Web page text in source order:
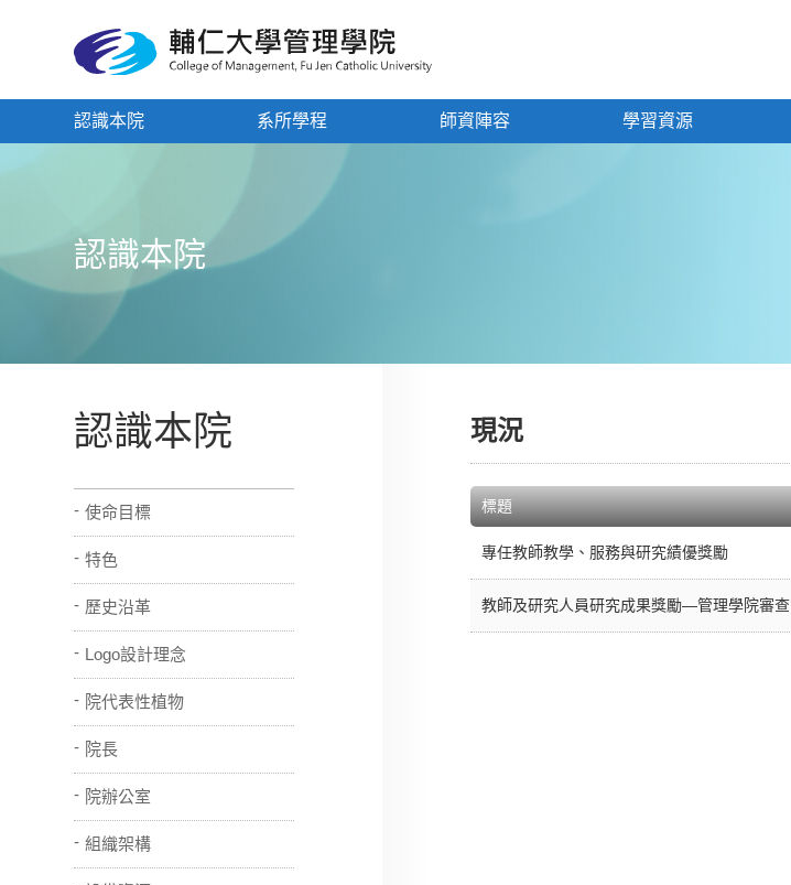
認識本院 系所學程 師資陣容 學習資源
認識本院
認識本院
使命目標
特色
歷史沿革
Logo設計理念
院代表性植物
院長
院辦公室
組織架構
現況
標題
專任教師教學、服務與研究績優獎勵
教師及研究人員研究成果獎勵—管理學院審查